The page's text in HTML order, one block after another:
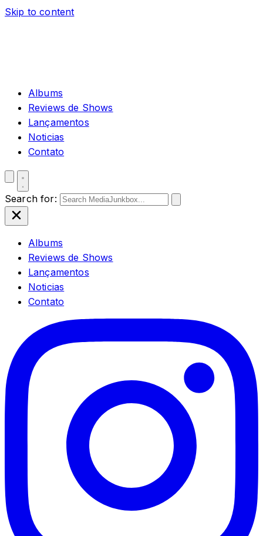
Skip to content
Albums
Reviews de Shows
Lançamentos
Noticias
Contato
Search for:
Albums
Reviews de Shows
Lançamentos
Noticias
Contato